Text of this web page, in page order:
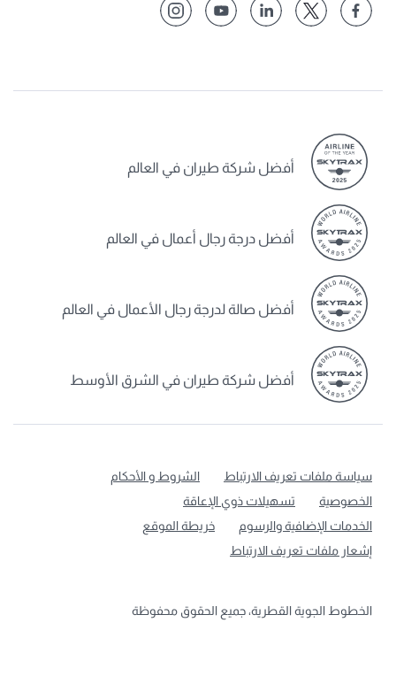
أفضل شركة طيران في العالم
أفضل درجة رجال أعمال في العالم
أفضل صالة لدرجة رجال الأعمال في العالم
أفضل شركة طيران في الشرق الأوسط
سياسة ملفات تعريف الارتباط
الشروط و الأحكام
الخصوصية
تسهيلات ذوي الإعاقة
الخدمات الإضافية والرسوم
خريطة الموقع
إشعار ملفات تعريف الارتباط
الخطوط الجوية القطرية، جميع الحقوق محفوظة